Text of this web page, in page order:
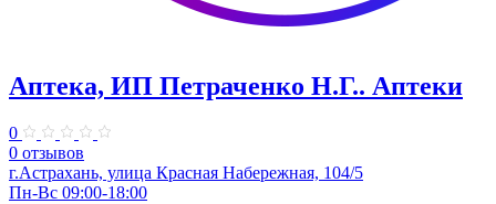
Аптека, ИП Петраченко Н.Г.. Аптеки
0
0 отзывов
г.Астрахань, улица Красная Набережная, 104/5
Пн-Вс 09:00-18:00